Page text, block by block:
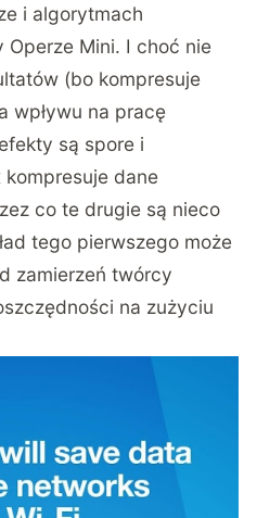
i algorytmach
Mini. I choć nie
(bo kompresuje
wpływu na pracę
są spore i
kompresuje dane
co te drugie są nieco
tego pierwszego może
zamierzeń twórcy
na zużyciu